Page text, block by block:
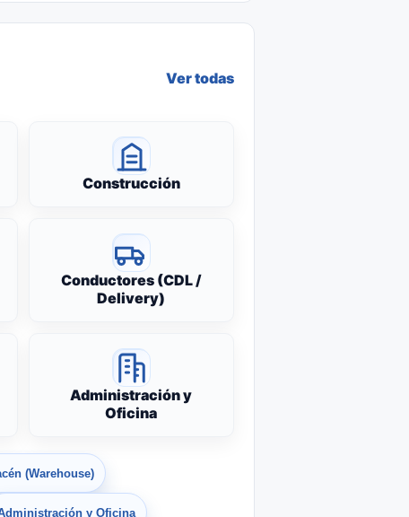
Ver todas
Construcción
Conductores (CDL /
Delivery)
Administración y
Oficina
(Warehouse)
y Oficina